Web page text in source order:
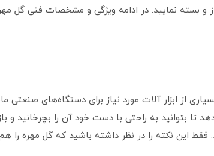
از ابزار آلات مورد نیاز برای دستگاه‌های صنعتی
تا بتوانید به راحتی با دست خود آن را بچرخانید و
این نکته را در نظر داشته باشید که گل مهره را